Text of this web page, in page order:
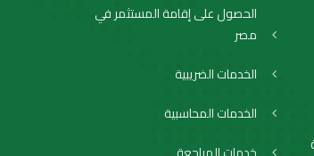
الحصول على إقامة المستثمر في
مصر
الخدمات الضريبية
الخدمات المحاسبية